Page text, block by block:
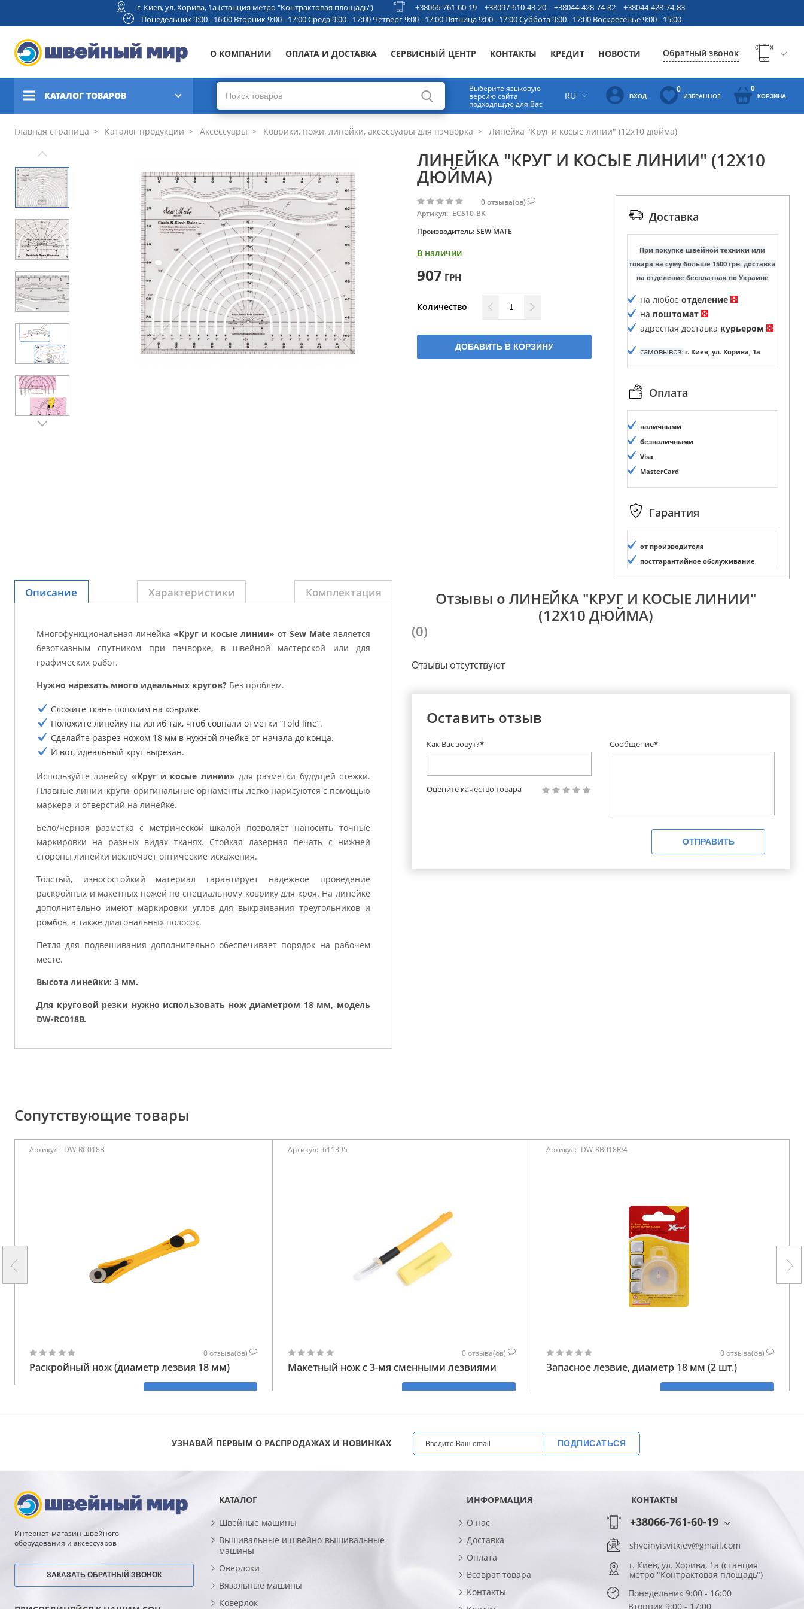
г. Киев, ул. Хорива, 1а (станция метро "Контрактовая площадь") +38066-761-60-19 +38097-610-43-20 +38044-428-74-82
+38044-428-74-83
Понедельник 9:00 - 16:00 Вторник 9:00 - 17:00 Среда 9:00 - 17:00 Четверг 9:00 - 17:00 Пятница 9:00 - 17:00 Суббота 9:00 - 17:00 Воскресенье 9:00 - 15:00
О КОМПАНИИ ОПЛАТА И ДОСТАВКА СЕРВИСНЫЙ ЦЕНТР КОНТАКТЫ КРЕДИТ НОВОСТИ Обратный звонок
КАТАЛОГ ТОВАРОВ
Швейные машины
вышивальные машины
Коверлоки, оверлоки,
плоскошовные машины
Вязальные машины
Аксессуары
Бренды
Выберите языковую
версию сайта
подходящую для Вас
RU ВХОД
0
ИЗБРАННОЕ
0
КОРЗИНА
Главная страница Каталог продукции Аксессуары Коврики, ножи, линейки, аксессуары для пэчворка Линейка "Круг и косые линии" (12х10 дюйма)
ЛИНЕЙКА "КРУГ И КОСЫЕ ЛИНИИ" (12Х10
ДЮЙМА)
0отзыва(ов)
Артикул: ECS10-BK
Производитель:SEW MATE
В наличии
907 ГРН
Количество
ДОБАВИТЬ В КОРЗИНУ
Доставка
При покупке швейной техники или
товара на суму больше 1500 грн. доставка
на отделение бесплатная по Украине
на любое отделение
на поштомат
адресная доставка курьером
самовывоз: г. Киев, ул. Хорива, 1а
Оплата
наличными
безналичными
Visa
MasterCard
Гарантия
от производителя
постгарантийное обслуживание
Описание Характеристики Комплектация
Многофункциональная линейка «Круг и косые линии» от Sew Mate является
безотказным спутником при пэчворке, в швейной мастерской или для
графических работ.
Нужно нарезать много идеальных кругов? Без проблем.
Сложите ткань пополам на коврике.
Положите линейку на изгиб так, чтоб совпали отметки “Fold line”.
Сделайте разрез ножом 18 мм в нужной ячейке от начала до конца.
И вот, идеальный круг вырезан.
Используйте линейку «Круг и косые линии» для разметки будущей стежки.
Плавные линии, круги, оригинальные орнаменты легко нарисуются с помощью
маркера и отверстий на линейке.
Бело/черная разметка с метрической шкалой позволяет наносить точные
маркировки на разных видах тканях. Стойкая лазерная печать с нижней
стороны линейки исключает оптические искажения.
Толстый, износостойкий материал гарантирует надежное проведение
раскройных и макетных ножей по специальному коврику для кроя. На линейке
дополнительно имеют маркировки углов для выкраивания треугольников и
ромбов, а также диагональных полосок.
Петля для подвешивания дополнительно обеспечивает порядок на рабочем
месте.
Высота линейки: 3 мм.
Для круговой резки нужно использовать нож диаметром 18 мм, модель
DW-RC018B.
Отзывы о ЛИНЕЙКА "КРУГ И КОСЫЕ ЛИНИИ"
(12Х10 ДЮЙМА)
(0)
Отзывы отсутствуют
Оставить отзыв
Сообщение*
Как Вас зовут?*
Оцените качество товара
ОТПРАВИТЬ
Сопутствующие товары
Артикул: DW-RC018B
0отзыва(ов)
Раскройный нож (диаметр лезвия 18 мм)
КУПИТЬ
Артикул: 611395
0отзыва(ов)
Макетный нож с 3-мя сменными лезвиями
КУПИТЬ
Артикул: DW-RB018R/4
0отзыва(ов)
Запасное лезвие, диаметр 18 мм (2 шт.)
КУПИТЬ
УЗНАВАЙ ПЕРВЫМ О РАСПРОДАЖАХ И НОВИНКАХ ПОДПИСАТЬСЯ
Интернет-магазин швейного
оборудования и аксессуаров
ЗАКАЗАТЬ ОБРАТНЫЙ ЗВОНОК
КАТАЛОГ
Швейные машины
Вышивальные и швейно-вышивальные
машины
Оверлоки
Вязальные машины
Коверлок
ИНФОРМАЦИЯ
О нас
Доставка
Оплата
Возврат товара
Контакты
КОНТАКТЫ
+38066-761-60-19
shveinyisvitkiev@gmail.com
г. Киев, ул. Хорива, 1а (станция
метро "Контрактовая площадь")
Понедельник 9:00 - 16:00
Вторник 9:00 - 17:00